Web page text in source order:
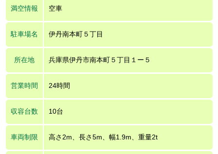
満空情報 空車
駐車場名 伊丹南本町５丁目
所在地 兵庫県伊丹市南本町５丁目１ー５
営業時間 24時間
収容台数 10台
車両制限 高さ2m、長さ5m、幅1.9m、重量2t